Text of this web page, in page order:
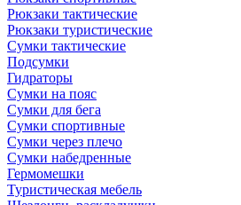
Рюкзаки тактические
Рюкзаки туристические
Сумки тактические
Подсумки
Гидраторы
Сумки на пояс
Сумки для бега
Сумки спортивные
Сумки через плечо
Сумки набедренные
Гермомешки
Туристическая мебель